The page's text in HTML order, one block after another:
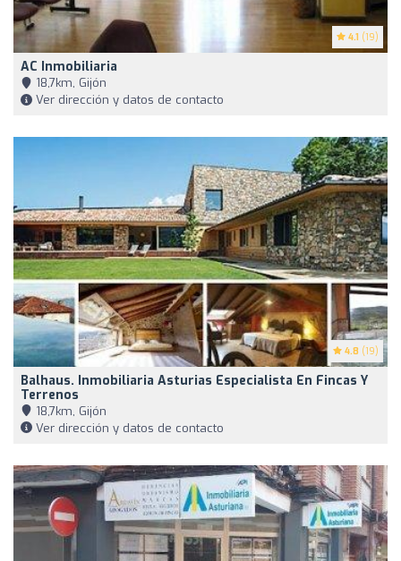
4.1 (19)
AC Inmobiliaria
18,7km, Gijón
Ver dirección y datos de contacto
4.8 (19)
Balhaus. Inmobiliaria Asturias Especialista En Fincas Y
Terrenos
18,7km, Gijón
Ver dirección y datos de contacto